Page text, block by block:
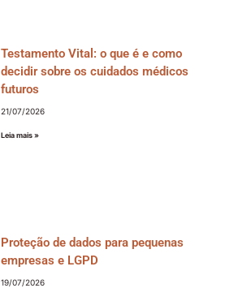
Testamento Vital: o que é e como
decidir sobre os cuidados médicos
futuros
21/07/2026
Leia mais »
Proteção de dados para pequenas
empresas e LGPD
19/07/2026